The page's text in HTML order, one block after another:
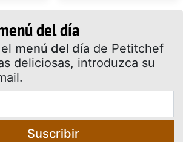
del día
menú del día de Petitchef
deliciosas, introduzca su
Suscribir